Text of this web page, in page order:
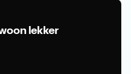
lekker